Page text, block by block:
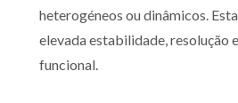
heterogéneos ou dinâmicos.
elevada estabilidade, resolução
funcional.